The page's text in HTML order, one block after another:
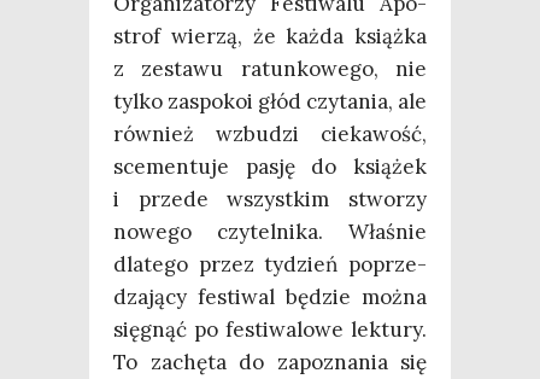
strof wie­rzą, że każ­da książ­ka
z zesta­wu ratun­ko­we­go, nie
tyl­ko zaspo­koi głód czy­ta­nia, ale
rów­nież wzbu­dzi cie­ka­wość,
sce­men­tu­je pasję do ksią­żek
i przede wszyst­kim stwo­rzy
nowe­go czy­tel­ni­ka. Wła­śnie
dla­te­go przez tydzień poprze­
dza­ją­cy festi­wal będzie moż­na
się­gnąć po festi­wa­lo­we lek­tu­ry.
To zachę­ta do zapo­zna­nia się